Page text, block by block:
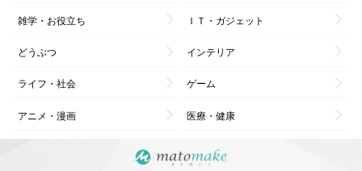
雑学・お役立ち ＩＴ・ガジェット
どうぶつ インテリア
ライフ・社会 ゲーム
アニメ・漫画 医療・健康